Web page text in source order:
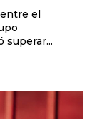
el
superar...